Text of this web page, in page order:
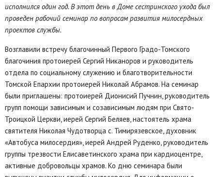
исполнился один год. В этот день в Доме сестринского ухода был
проведен рабочий семинар по вопросам развития милосердных
проектов службы.
Возглавили встречу благочинный Первого Градо-Томского
благочиния протоиерей Сергий Никаноров и руководитель
отдела по социальному служению и благотворительности
Томской Епархии протоиерей Николай Абрамов. На семинар
были приглашены: протоиерей Дионисий Пучнин, руководитель
групп помощи зависимым и созависимым людям при Свято-
Троицкой Церкви, иерей Сергий Беляев, настоятель храма
святителя Николая Чудотворца с. Тимирязевское, духовник
«Автобуса милосердия», иерей Андрей Руденко, руководитель
группы трезвости Елисаветинского храма при кардиоцентре,
активные добровольцы храмов. Ко дню семинара были